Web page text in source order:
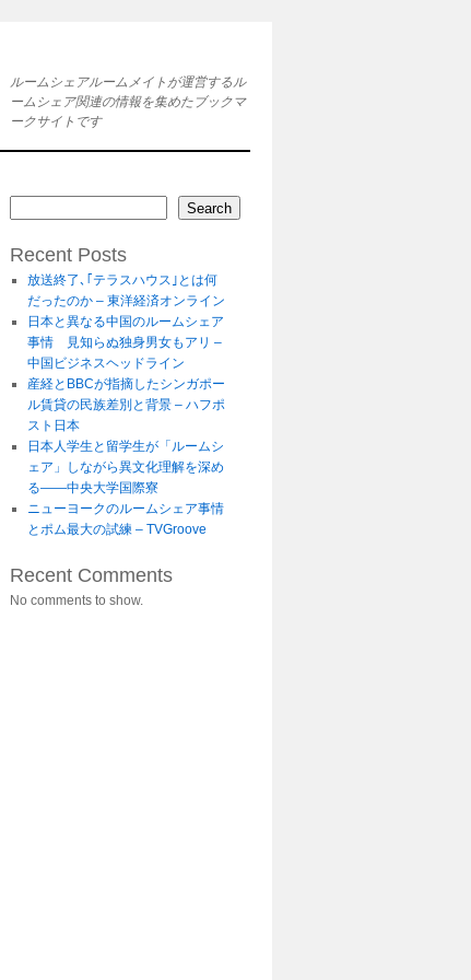
ルームシェアルームメイトが運営するル
ームシェア関連の情報を集めたブックマ
ークサイトです
Search
Recent Posts
放送終了､｢テラスハウス｣とは何
だったのか – 東洋経済オンライン
日本と異なる中国のルームシェア
事情 見知らぬ独身男女もアリ –
中国ビジネスヘッドライン
産経とBBCが指摘したシンガポー
ル賃貸の民族差別と背景 – ハフポ
スト日本
日本人学生と留学生が「ルームシ
ェア」しながら異文化理解を深め
る――中央大学国際寮
ニューヨークのルームシェア事情
とポム最大の試練 – TVGroove
Recent Comments
No comments to show.